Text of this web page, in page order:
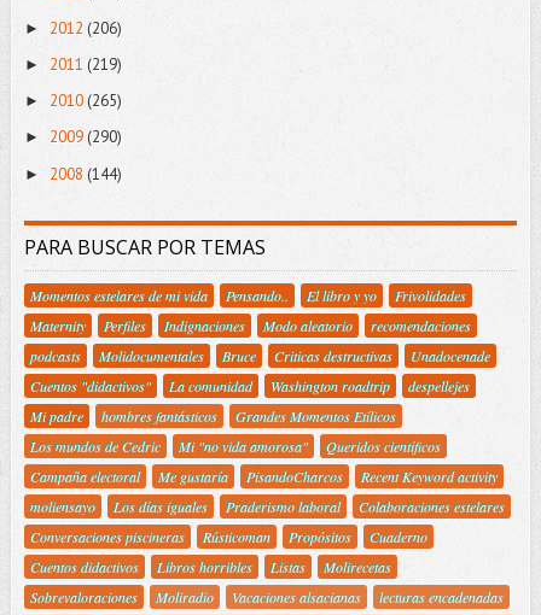
► 2012 (206)
► 2011 (219)
► 2010 (265)
► 2009 (290)
► 2008 (144)
PARA BUSCAR POR TEMAS
Momentos estelares de mi vida Pensando.. El libro y yo
Frivolidades
Maternity
Perfiles Indignaciones Modo aleatorio
recomendaciones
podcasts
Molidocumentales Bruce Criticas destructivas
Unadocenade
Cuentos "didactivos"
La comunidad Washington roadtrip
despellejes
Mi padre
hombres fantásticos
Grandes Momentos Etílicos
Los mundos de Cedric
Mi "no vida amorosa"
Queridos científicos
Campaña electoral
Me gustaría PisandoCharcos
Recent Keyword activity
moliensayo
Los días iguales Praderismo laboral
Colaboraciones estelares
Conversaciones piscineras
Rústicoman Propósitos
Cuaderno
Cuentos didactivos
Libros horribles Listas
Molirecetas
Sobrevaloraciones
Moliradio Vacaciones alsacianas
lecturas encadenadas